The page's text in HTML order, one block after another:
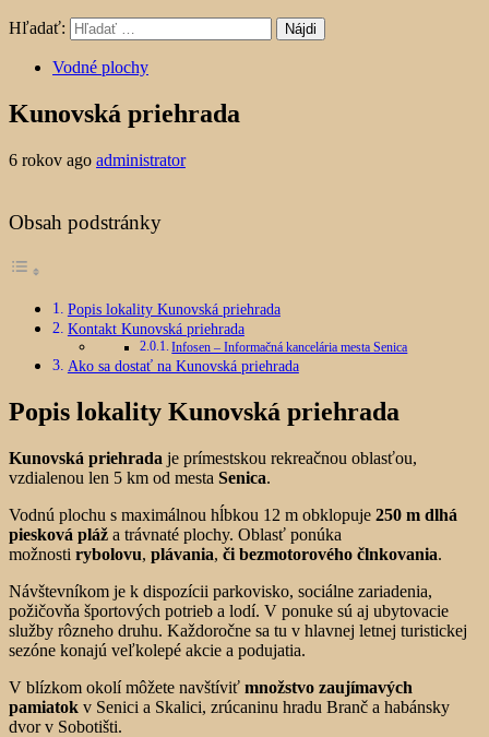
Hľadať:
Vodné plochy
Kunovská priehrada
6 rokov ago administrator
Obsah podstránky
Popis lokality Kunovská priehrada
Kontakt Kunovská priehrada
Infosen – Informačná kancelária mesta Senica
Ako sa dostať na Kunovská priehrada
Popis lokality Kunovská priehrada
Kunovská priehrada je prímestskou rekreačnou oblasťou,
vzdialenou len 5 km od mesta Senica.
Vodnú plochu s maximálnou hĺbkou 12 m obklopuje 250 m dlhá
piesková pláž a trávnaté plochy. Oblasť ponúka
možnosti rybolovu, plávania, či bezmotorového člnkovania.
Návštevníkom je k dispozícii parkovisko, sociálne zariadenia,
požičovňa športových potrieb a lodí. V ponuke sú aj ubytovacie
služby rôzneho druhu. Každoročne sa tu v hlavnej letnej turistickej
sezóne konajú veľkolepé akcie a podujatia.
V blízkom okolí môžete navštíviť množstvo zaujímavých
pamiatok v Senici a Skalici, zrúcaninu hradu Branč a habánsky
dvor v Sobotišti.